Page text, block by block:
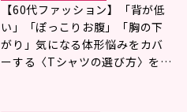
【60代ファッション】「背が低
い」「ぽっこりお腹」「胸の下
がり」気になる体形悩みをカバ
ーする〈Tシャツの選び方〉をス